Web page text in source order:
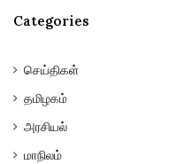
Categories
செய்திகள்
தமிழகம்
அரசியல்
மாநிலம்